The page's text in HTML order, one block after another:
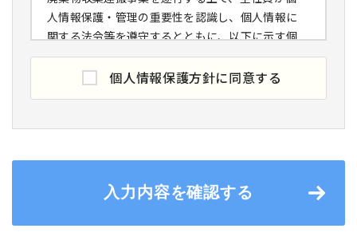
人情報保護・管理の重要性を認識し、個人情報に
関する法令等を遵守するとともに、以下に示す個
人情報保護方針を定めるとともに、個人情報保護
マネジメントシステムを構築し、これを実行し、
個人情報の取得と利用
情報を取得し、目的外の利用は行わないととも
個人情報保護方針に同意する
入力内容を確認する